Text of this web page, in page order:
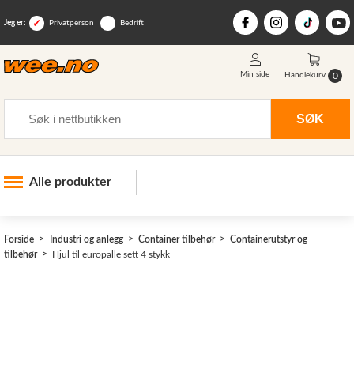
Jeg er: Privatperson Bedrift
SØK
Min side Handlekurv 0
Alle produkter
Skogsutstyr
Forside Industri og anlegg Container tilbehør
Containerutstyr og
tilbehør
Hjul til europalle sett 4 stykk